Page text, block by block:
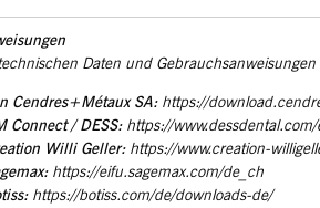
Daten und
Cendres+Métaux SA: https://
Connect / DESS: https://
Willi Geller: https://www.creation-
https://eifu.sagemax.com/de_ch
https://botiss.com/de/downloads-de/